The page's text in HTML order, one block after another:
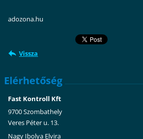
adozona.hu
Vissza
Elérhetőség
Fast Kontroll Kft
9700 Szombathely
Veres Péter u. 13.
Nagy Ibolya Elvira